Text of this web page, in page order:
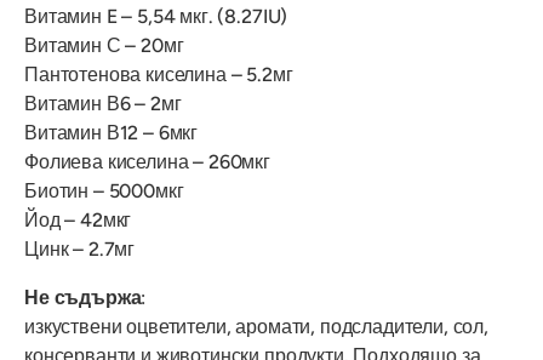
Витамин E – 5,54 мкг. (8.27IU)
Витамин С – 20мг
Пантотенова киселина – 5.2мг
Витамин В6 – 2мг
Витамин В12 – 6мкг
Фолиева киселина – 260мкг
Биотин – 5000мкг
Йод – 42мкг
Цинк – 2.7мг
Не съдържа:
изкуствени оцветители, аромати, подсладители, сол,